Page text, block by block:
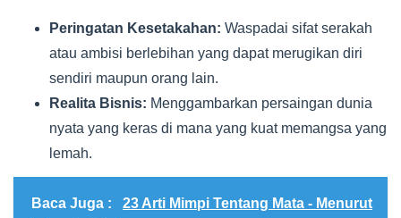
Peringatan Kesetakahan: Waspadai sifat serakah
atau ambisi berlebihan yang dapat merugikan diri
sendiri maupun orang lain.
Realita Bisnis: Menggambarkan persaingan dunia
nyata yang keras di mana yang kuat memangsa yang
lemah.
Baca Juga :
23 Arti Mimpi Tentang Mata - Menurut